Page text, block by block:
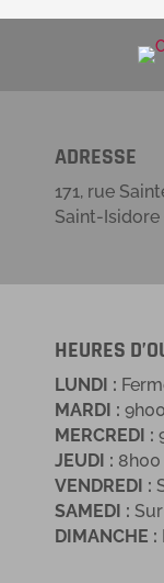
ADRESSE
171, rue
Saint-Isidore
HEURES
LUNDI :
MARDI :
MERCREDI :
JEUDI : 8h00
VENDREDI :
SAMEDI :
DIMANCHE :